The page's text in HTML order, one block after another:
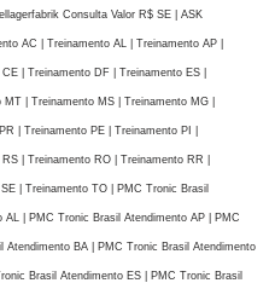
Consulta Valor R$ SE | ASK
AC | Treinamento AL | Treinamento AP |
| Treinamento DF | Treinamento ES |
| Treinamento MS | Treinamento MG |
| Treinamento PE | Treinamento PI |
| Treinamento RO | Treinamento RR |
| Treinamento TO | PMC Tronic Brasil
| PMC Tronic Brasil Atendimento AP | PMC
BA | PMC Tronic Brasil Atendimento
Brasil Atendimento ES | PMC Tronic Brasil